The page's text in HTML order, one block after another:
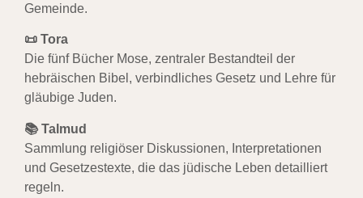
Gemeinde.
📜 Tora
Die fünf Bücher Mose, zentraler Bestandteil der
hebräischen Bibel, verbindliches Gesetz und Lehre für
gläubige Juden.
📚 Talmud
Sammlung religiöser Diskussionen, Interpretationen
und Gesetzestexte, die das jüdische Leben detailliert
regeln.